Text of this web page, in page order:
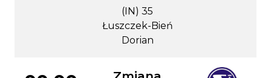
(IN) 35
Łuszczek-Bień
Dorian